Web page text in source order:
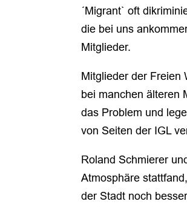
´Migrant` oft
die bei uns
Mitglieder.
Mitglieder der Freien
bei manchen älteren
das Problem und
von Seiten der IGL
Roland Schmierer
Atmosphäre
der Stadt noch